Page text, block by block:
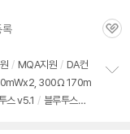
관
/ MQA지원 / DA컨
300Ω 170m
스 v5.1 / 블루투스코